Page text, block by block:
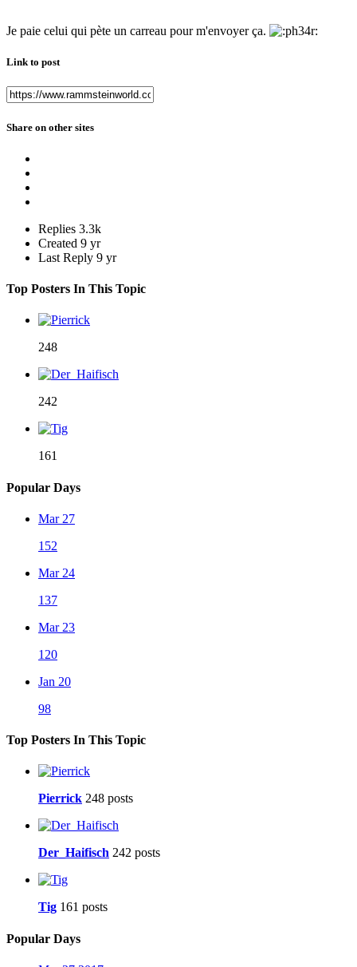
Je paie celui qui pète un carreau pour m'envoyer ça.
Link to post
Share on other sites
Replies 3.3k
Created 9 yr
Last Reply 9 yr
Top Posters In This Topic
248
242
161
Popular Days
Mar 27
152
Mar 24
137
Mar 23
120
Jan 20
98
Top Posters In This Topic
Pierrick 248 posts
Der_Haifisch 242 posts
Tig 161 posts
Popular Days